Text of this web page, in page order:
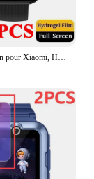
Protecteur d'écran pour Xiaomi, Huami Amazfit Bip 5 U BIT PACE S Lite GTS 2 3 2e GTS4 Mini POP Pro GTS 4, film TPU à couverture complète, 5 pièces